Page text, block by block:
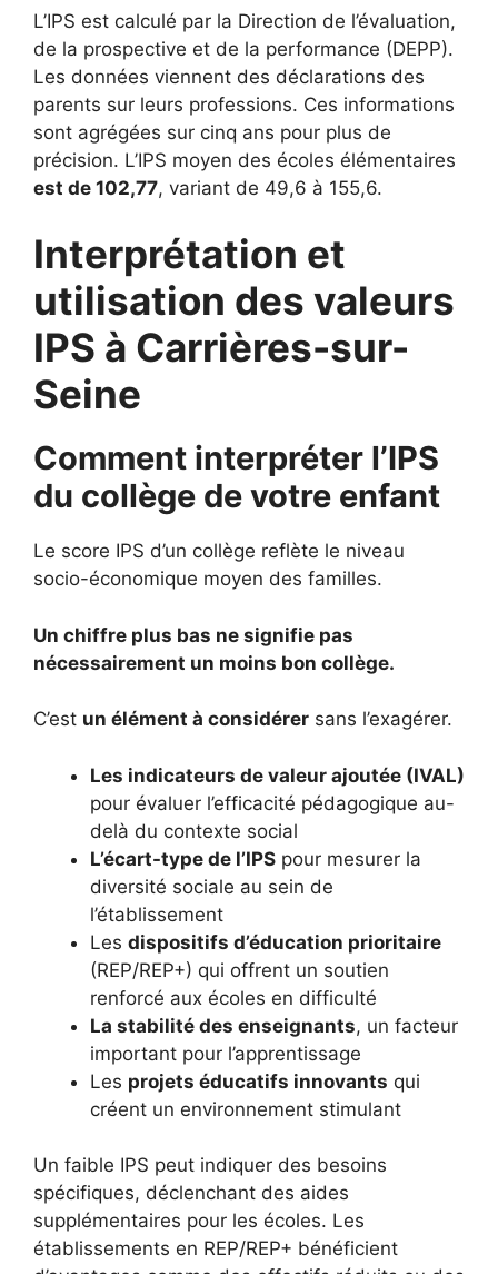
L’IPS est calculé par la Direction de l’évaluation,
de la prospective et de la performance (DEPP).
Les données viennent des déclarations des
parents sur leurs professions. Ces informations
sont agrégées sur cinq ans pour plus de
précision. L’IPS moyen des écoles élémentaires
est de 102,77, variant de 49,6 à 155,6.
Interprétation et
utilisation des valeurs
IPS à Carrières-sur-
Seine
Comment interpréter l’IPS
du collège de votre enfant
Le score IPS d’un collège reflète le niveau
socio-économique moyen des familles.
Un chiffre plus bas ne signifie pas
nécessairement un moins bon collège.
C’est un élément à considérer sans l’exagérer.
Les indicateurs de valeur ajoutée (IVAL)
pour évaluer l’efficacité pédagogique au-
delà du contexte social
L’écart-type de l’IPS pour mesurer la
diversité sociale au sein de
l’établissement
Les dispositifs d’éducation prioritaire
(REP/REP+) qui offrent un soutien
renforcé aux écoles en difficulté
La stabilité des enseignants, un facteur
important pour l’apprentissage
Les projets éducatifs innovants qui
créent un environnement stimulant
Un faible IPS peut indiquer des besoins
spécifiques, déclenchant des aides
supplémentaires pour les écoles. Les
établissements en REP/REP+ bénéficient